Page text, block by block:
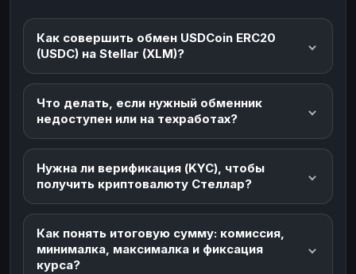
Как совершить обмен USDCoin ERC20
(USDC) на Stellar (XLM)?
Что делать, если нужный обменник
недоступен или на техработах?
Нужна ли верификация (KYC), чтобы
получить криптовалюту Стеллар?
Как понять итоговую сумму: комиссия,
минималка, максималка и фиксация
курса?